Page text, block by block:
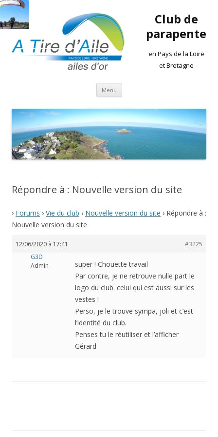
Club de
parapente
en Pays de la Loire
et Bretagne
Menu Aller
contenu
Répondre à : Nouvelle version du site
› Forums › Vie du club › Nouvelle version du site › Répondre à :
Nouvelle version du site
12/06/2020 à 17:41
#3225
G3D
Admin
super ! Chouette travail
Par contre, je ne retrouve nulle part le
logo du club. celui qui est aussi sur les
vestes !
Perso, je le trouve sympa, joli et c’est
l’identité du club.
Penses tu le réutiliser et l’afficher
Gérard